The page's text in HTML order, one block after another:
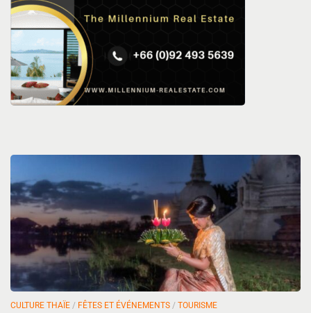
CULTURE THAÏE / FÊTES ET ÉVÉNEMENTS / TOURISME